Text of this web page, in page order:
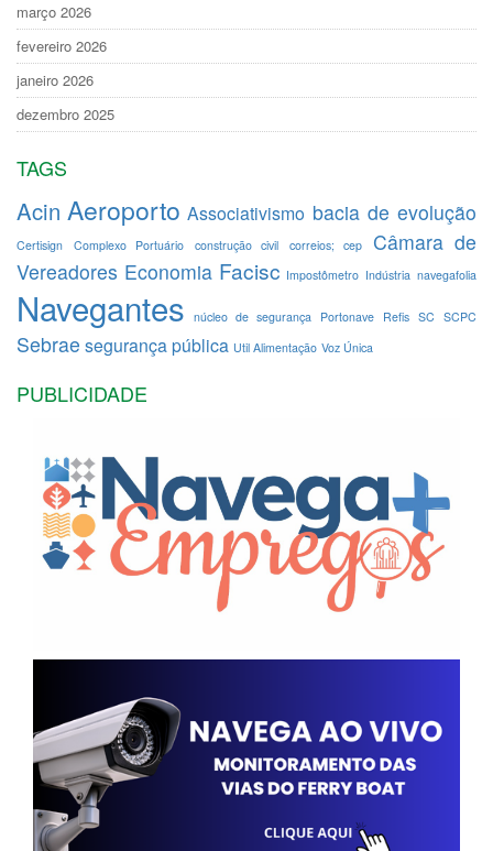
março 2026
fevereiro 2026
janeiro 2026
dezembro 2025
TAGS
Acin Aeroporto Associativismo bacia de evolução
Certisign Complexo Portuário construção civil correios; cep
Câmara de
Vereadores Economia Facisc Impostômetro Indústria navegafolia
Navegantes núcleo de segurança Portonave Refis SC SCPC
Sebrae segurança pública Util Alimentação Voz Única
PUBLICIDADE